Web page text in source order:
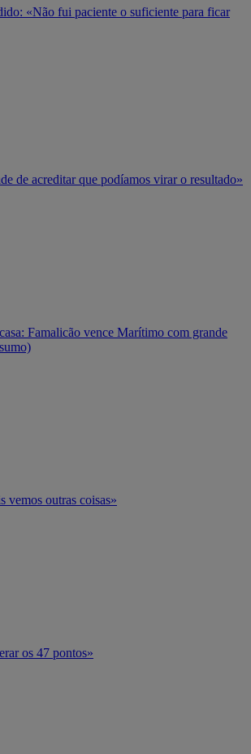
«Não fui paciente o suficiente para ficar
de acreditar que podíamos virar o resultado»
Famalicão vence Marítimo com grande
vemos outras coisas»
os 47 pontos»